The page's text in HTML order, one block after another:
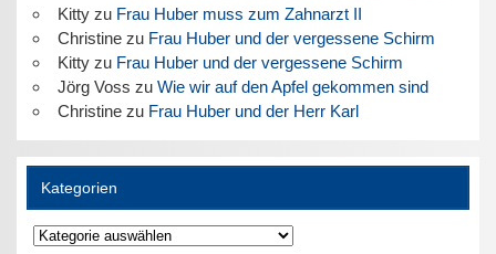
Kittyzu Frau Huber muss zum Zahnarzt II
Christinezu Frau Huber und der vergessene Schirm
Kittyzu Frau Huber und der vergessene Schirm
Jörg Voss zu Wie wir auf den Apfel gekommen sind
Christinezu Frau Huber und der Herr Karl
Kategorien
Kategorien